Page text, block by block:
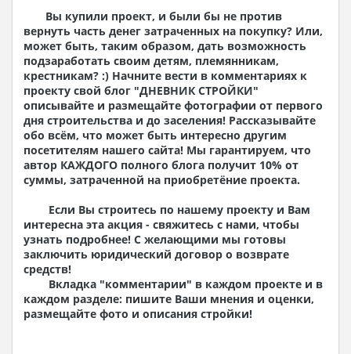
Фасады с ведомостью внешних отделок
Перспективные изображения
Цветовые решения фасадов
Архитектурный расчет лестниц
Дымовые (вентиляционные) каналы с по
этажными сечениями
Элементы проемов – спецификация
2. В состав Конструктивного раздела входят:
Общие данные по проекту
Схемы расположения осей
Расчеты фундаментов
Элементы каркаса – кладочный план
Схема расположения перекрытий
Элементы кровли – перспективное
изображениестропильной системы
Решение по облицовке фасада
Чертежи отдельных элементов, узлы
крепления, сечения
Ведомости расхода стали и бетона
3. Инженерный раздел (приобретается по
Вы купили проект, и были бы не против
вернуть часть денег затраченных на покупку? Или,
может быть, таким образом, дать возможность
подзаработать своим детям, племянникам,
крестникам? :) Начните вести в комментариях к
проекту свой блог "ДНЕВНИК СТРОЙКИ"
описывайте и размещайте фотографии от первого
дня строительства и до заселения! Рассказывайте
обо всём, что может быть интересно другим
посетителям нашего сайта! Мы гарантируем, что
автор КАЖДОГО полного блога получит 10% от
суммы, затраченной на приобретёние проекта.
Если Вы строитесь по нашему проекту и Вам
интересна эта акция - свяжитесь с нами, чтобы
узнать подробнее! С желающими мы готовы
заключить юридический договор о возврате
средств!
Вкладка "комментарии" в каждом проекте и в
каждом разделе: пишите Ваши мнения и оценки,
размещайте фото и описания стройки!